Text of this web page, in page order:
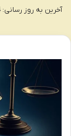
آخرین به روز رسانی: 06/10/1404